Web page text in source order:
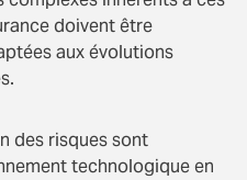
doivent être
aux évolutions
des risques sont
technologique en